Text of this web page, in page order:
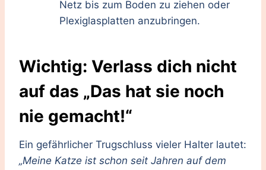
Netz bis zum Boden zu ziehen oder
Plexiglasplatten anzubringen.
Wichtig: Verlass dich nicht
auf das „Das hat sie noch
nie gemacht!“
Ein gefährlicher Trugschluss vieler Halter lautet:
„Meine Katze ist schon seit Jahren auf dem